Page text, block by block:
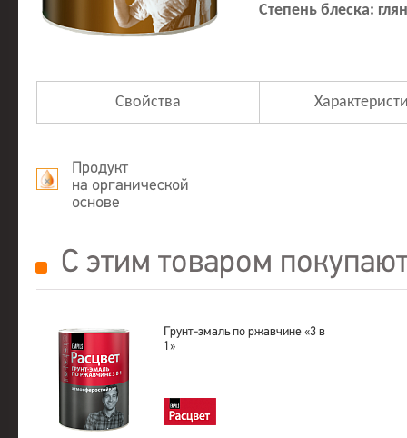
Степень блеска:
Свойства
Продукт
на органической
основе
С этим товаром
Грунт-эмаль по ржавчине «3 в
1»